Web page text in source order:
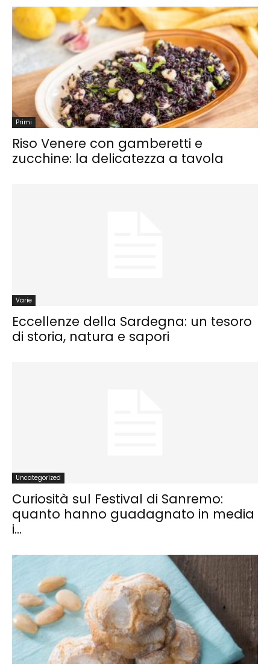
Primi
Riso Venere con gamberetti e
zucchine: la delicatezza a tavola
Varie
Eccellenze della Sardegna: un tesoro
di storia, natura e sapori
Uncategorized
Curiosità sul Festival di Sanremo:
quanto hanno guadagnato in media
i...